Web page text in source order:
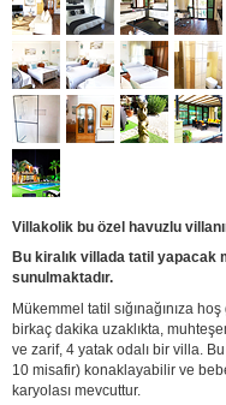
Villakolik bu özel havuzlu
Bu kiralık villada tatil
sunulmaktadır.
Mükemmel tatil sığınağınıza
birkaç dakika uzaklıkta,
ve zarif, 4 yatak odalı bir villa.
10 misafir) konaklayabilir ve
karyolası mevcuttur.